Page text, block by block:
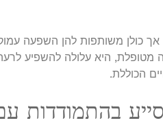
כולן משותפות להן השפעה
מטופלת, היא עלולה להשפיע
הכוללת.
בהתמודדות